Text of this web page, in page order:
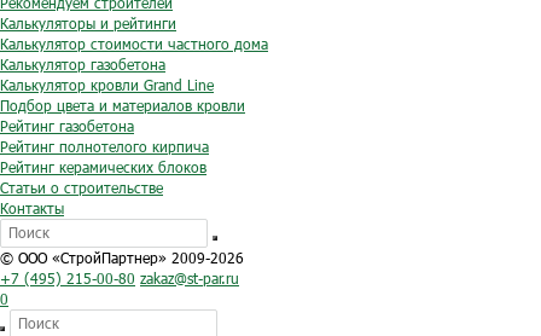
Калькуляторы и рейтинги
Калькулятор стоимости частного дома
Калькулятор газобетона
Калькулятор кровли Grand Line
Подбор цвета и материалов кровли
Рейтинг газобетона
Рейтинг полнотелого кирпича
Рейтинг керамических блоков
Статьи о строительстве
Контакты
© ООО «СтройПартнер» 2009-2026
+7 (495) 215-00-80 zakaz@st-par.ru
0